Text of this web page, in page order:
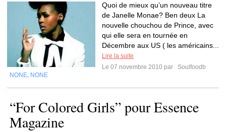
Quoi de mieux qu’un nouveau titre
de Janelle Monae? Ben deux La
nouvelle chouchou de Prince, avec
qui elle sera en tournée en
Décembre aux US ( les américains...
Lire la suite
Le 07 novembre 2010 par
Soulfoodb
NONE NONE
“For Colored Girls” pour Essence
Magazine